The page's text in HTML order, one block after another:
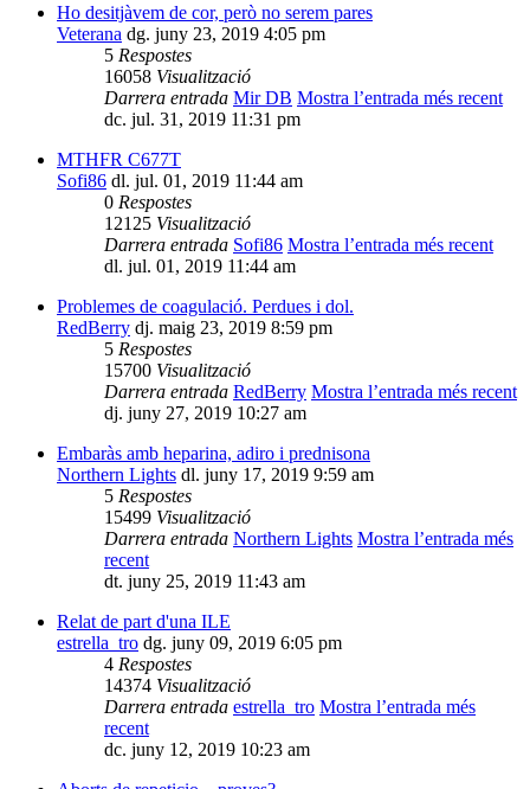
Ho desitjàvem de cor, però no serem pares
Veterana dg. juny 23, 2019 4:05 pm
5 Respostes
16058 Visualització
Darrera entrada Mir DB Mostra l’entrada més recent
dc. jul. 31, 2019 11:31 pm
MTHFR C677T
Sofi86 dl. jul. 01, 2019 11:44 am
0 Respostes
12125 Visualització
Darrera entrada Sofi86 Mostra l’entrada més recent
dl. jul. 01, 2019 11:44 am
Problemes de coagulació. Perdues i dol.
RedBerry dj. maig 23, 2019 8:59 pm
5 Respostes
15700 Visualització
Darrera entrada RedBerry Mostra l’entrada més recent
dj. juny 27, 2019 10:27 am
Embaràs amb heparina, adiro i prednisona
Northern Lights dl. juny 17, 2019 9:59 am
5 Respostes
15499 Visualització
Darrera entrada Northern Lights Mostra l’entrada més
recent
dt. juny 25, 2019 11:43 am
Relat de part d'una ILE
estrella_tro dg. juny 09, 2019 6:05 pm
4 Respostes
14374 Visualització
Darrera entrada estrella_tro Mostra l’entrada més
recent
dc. juny 12, 2019 10:23 am